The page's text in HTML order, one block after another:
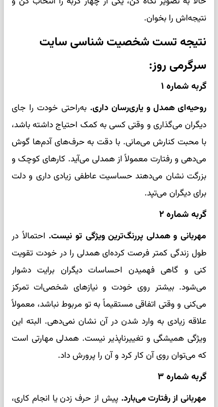
نتیجه‌اش را بخوان.
نتیجه تست شخصیت شناسی سایت
سرگرمی روز:
گربه شماره ۱
روحیه‌ای همدل و یاری‌رسان داری. به‌راحتی خودت را جای
دیگران می‌گذاری و وقتی کسی به کمک احتیاج داشته باشد،
با محبت کنارش می‌مانی. با دقت به حرف‌های آدم‌ها گوش
می‌دهی و رفتارت معمولاً از همدلی می‌آید. کارهای کوچک و
بزرگت نشان می‌دهند حساسیت عاطفی زیادی داری و دلت
برای دیگران می‌تپد.
گربه شماره ۲
مهربانی و همدلی پررنگ‌ترین ویژگی تو نیست. احتمالاً در
طول زندگی کمتر فرصت کرده‌ای همدلی را در خودت تقویت
کنی و گاهی فهمیدن احساسات دیگران برایت دشوار
می‌شود. بیشتر روی خودت و نیازهای شخصی‌ات تمرکز
می‌کنی و وقتی اتفاقی مستقیماً به تو مربوط نباشد، معمولاً
علاقه زیادی به وارد شدن در آن نشان نمی‌دهی. البته این
ویژگی همیشگی و تغییرناپذیر نیست. همدلی مهارتی است
که می‌توان روی آن کار کرد و آن را پرورش داد.
گربه شماره ۳
مهربانی از رفتارت می‌بارد. پیش از حرف زدن یا انجام کاری،